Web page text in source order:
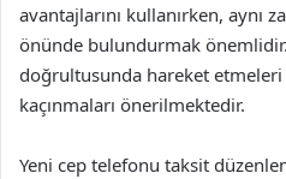
avantajlarını kullanırken, aynı
önünde bulundurmak
doğrultusunda hareket
kaçınmaları önerilmektedir.
Yeni cep telefonu taksit